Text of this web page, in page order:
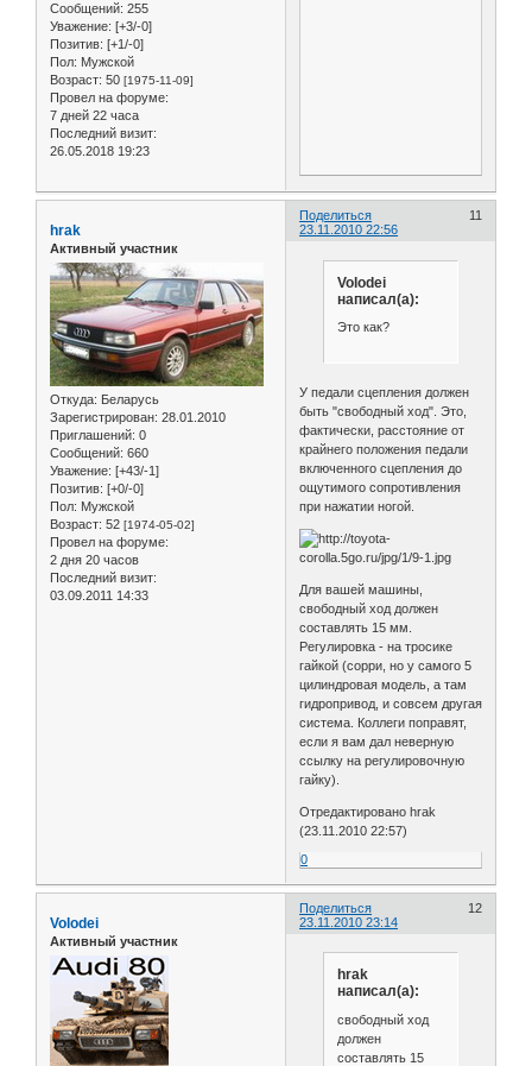
Сообщений: 255
Уважение: [+3/-0]
Позитив: [+1/-0]
Пол: Мужской
Возраст: 50 [1975-11-09]
Провел на форуме:
7 дней 22 часа
Последний визит:
26.05.2018 19:23
Поделиться
11
23.11.2010 22:56
hrak
Активный участник
Откуда: Беларусь
Зарегистрирован: 28.01.2010
Приглашений: 0
Сообщений: 660
Уважение: [+43/-1]
Позитив: [+0/-0]
Пол: Мужской
Возраст: 52 [1974-05-02]
Провел на форуме:
2 дня 20 часов
Последний визит:
03.09.2011 14:33
Volodei
написал(а):
Это как?
У педали сцепления должен
быть "свободный ход". Это,
фактически, расстояние от
крайнего положения педали
включенного сцепления до
ощутимого сопротивления
при нажатии ногой.
Для вашей машины,
свободный ход должен
составлять 15 мм.
Регулировка - на тросике
гайкой (сорри, но у самого 5
цилиндровая модель, а там
гидропривод, и совсем другая
система. Коллеги поправят,
если я вам дал неверную
ссылку на регулировочную
гайку).
Отредактировано hrak
(23.11.2010 22:57)
0
Поделиться
12
23.11.2010 23:14
Volodei
Активный участник
hrak
написал(а):
свободный ход
должен
составлять 15